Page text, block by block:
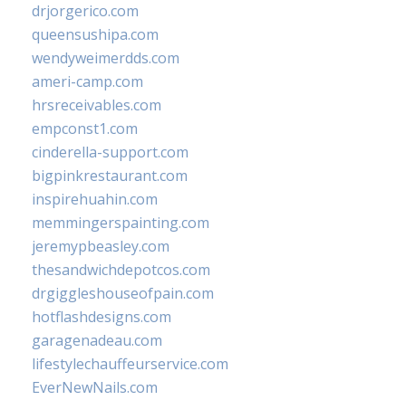
drjorgerico.com
queensushipa.com
wendyweimerdds.com
ameri-camp.com
hrsreceivables.com
empconst1.com
cinderella-support.com
bigpinkrestaurant.com
inspirehuahin.com
memmingerspainting.com
jeremypbeasley.com
thesandwichdepotcos.com
drgiggleshouseofpain.com
hotflashdesigns.com
garagenadeau.com
lifestylechauffeurservice.com
EverNewNails.com